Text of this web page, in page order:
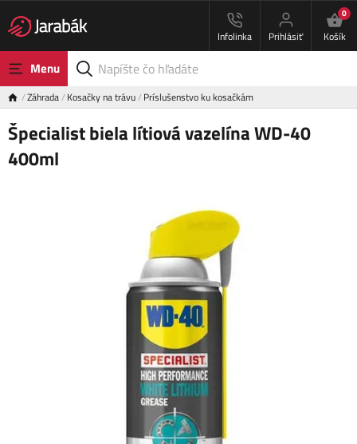
Infolinka Prihlásiť
0
Košík
Menu
Záhrada Kosačky na trávu Príslušenstvo ku kosačkám
Špecialist biela lítiová vazelína WD-40
400ml